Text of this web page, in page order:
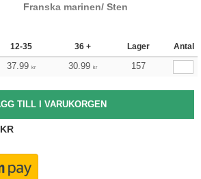
Franska marinen/ Sten
12-35 36 + Lager Antal
37.99 kr 30.99 kr 157
KR